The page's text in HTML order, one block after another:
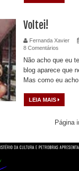
Voltei!
Fernanda Xavier
8 Comentários
Não acho que eu
blog aparece que
Mas como eu
LEIA MAIS
Página